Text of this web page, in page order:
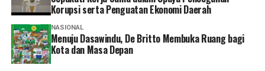
Korupsi serta Penguatan Ekonomi Daerah
NASIONAL
Menuju Dasawindu, De Britto Membuka Ruang bagi
Kota dan Masa Depan